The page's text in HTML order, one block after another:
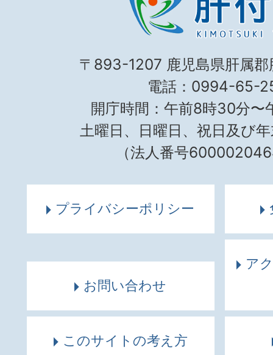
〒893-1207 鹿児島県肝属
電話：0994-65-
開庁時間：午前8時30分〜
土曜日、日曜日、祝日及び
（法人番号
プライバシーポリシー
お問い合わせ
ア
このサイトの考え方